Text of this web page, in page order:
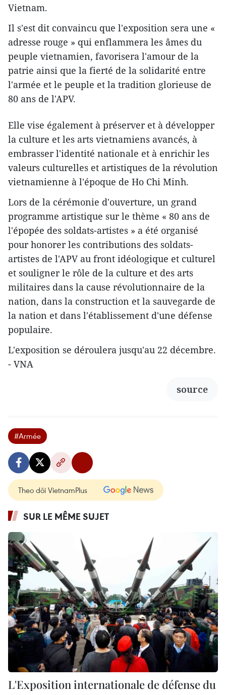
Vietnam.
Il s'est dit convaincu que l'exposition sera une «
adresse rouge » qui enflammera les âmes du
peuple vietnamien, favorisera l'amour de la
patrie ainsi que la fierté de la solidarité entre
l'armée et le peuple et la tradition glorieuse de
80 ans de l'APV.
Elle vise également à préserver et à développer
la culture et les arts vietnamiens avancés, à
embrasser l'identité nationale et à enrichir les
valeurs culturelles et artistiques de la révolution
vietnamienne à l'époque de Ho Chi Minh.
Lors de la cérémonie d'ouverture, un grand
programme artistique sur le thème « 80 ans de
l'épopée des soldats-artistes » a été organisé
pour honorer les contributions des soldats-
artistes de l'APV au front idéologique et culturel
et souligner le rôle de la culture et des arts
militaires dans la cause révolutionnaire de la
nation, dans la construction et la sauvegarde de
la nation et dans l'établissement d'une défense
populaire.
L'exposition se déroulera jusqu'au 22 décembre.
- VNA
source
#Armée
Theo dõi VietnamPlus
SUR LE MÊME SUJET
L'Exposition internationale de défense du